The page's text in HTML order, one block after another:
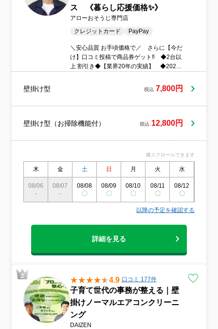
ス 《暮らし応援価格✨》
アローおそうじ専門店
クレジットカード
PayPay
＼安心品質 お手頃価格で／ さらに【今だ
け】口コミ投稿で商品券ゲット‼ ◆2台以
上 割引き◆【業界20年の実績】 ◆2025
して”の気持ちを価格に反映！ ◆物価高の
今、家計応援も気持ちを込めた特別企画‼
が訪問し、作業後は長持ちのコツもご案
ださい！！！ ～～【以下必ずご一読くだ
壁掛け型 税込 7,800円
壁掛け型（お掃除機能付） 税込 12,800円
横スクロールできます
木 金 土 日 月 火 水
08/06
-
08/07
-
08/08
〇
08/09
〇
08/10
〇
08/11
〇
08/12
〇
以降の予定を確認する
詳細を見る
4.9 口コミ 177件
子育て世代の事務が整える｜壁
掛けノーマルエアコンクリーニ
ング
DAIZEN